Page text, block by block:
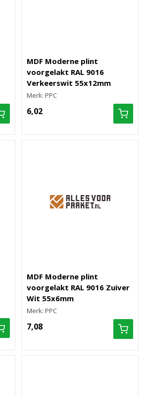
MDF Moderne plint
voorgelakt RAL 9016
Verkeerswit 55x12mm
Merk: PPC
6,02
MDF Moderne plint
voorgelakt RAL 9016 Zuiver
Wit 55x6mm
Merk: PPC
7,08